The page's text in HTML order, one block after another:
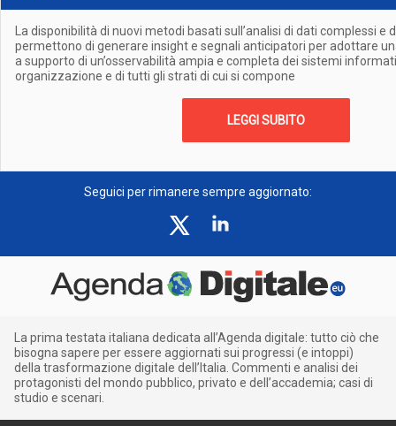
La disponibilità di nuovi metodi basati sull’analisi di dati complessi e
permettono di generare insight e segnali anticipatori per adottare
a supporto di un’osservabilità ampia e completa dei sistemi
organizzazione e di tutti gli strati di cui si compone
LEGGI SUBITO
Seguici per rimanere sempre aggiornato:
La prima testata italiana dedicata all’Agenda digitale: tutto ciò che
bisogna sapere per essere aggiornati sui progressi (e intoppi)
della trasformazione digitale dell’Italia. Commenti e analisi dei
protagonisti del mondo pubblico, privato e dell’accademia; casi di
studio e scenari.